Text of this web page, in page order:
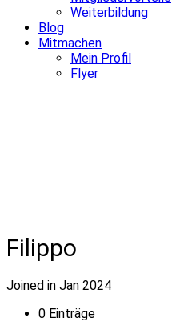
Weiterbildung
Blog
Mitmachen
Mein Profil
Flyer
Filippo
Joined in Jan 2024
0 Einträge